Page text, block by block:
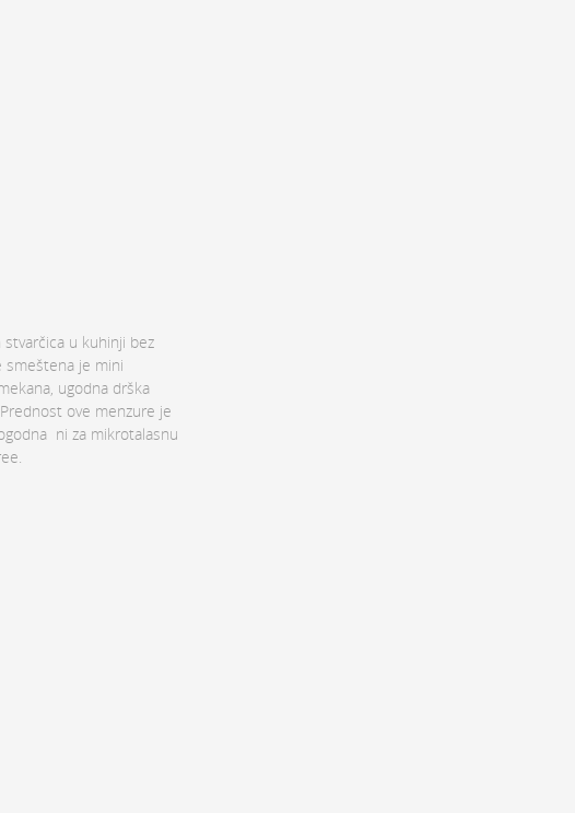
u kuhinji bez
smeštena je mini
ugodna drška
ove menzure je
ni za mikrotalasnu